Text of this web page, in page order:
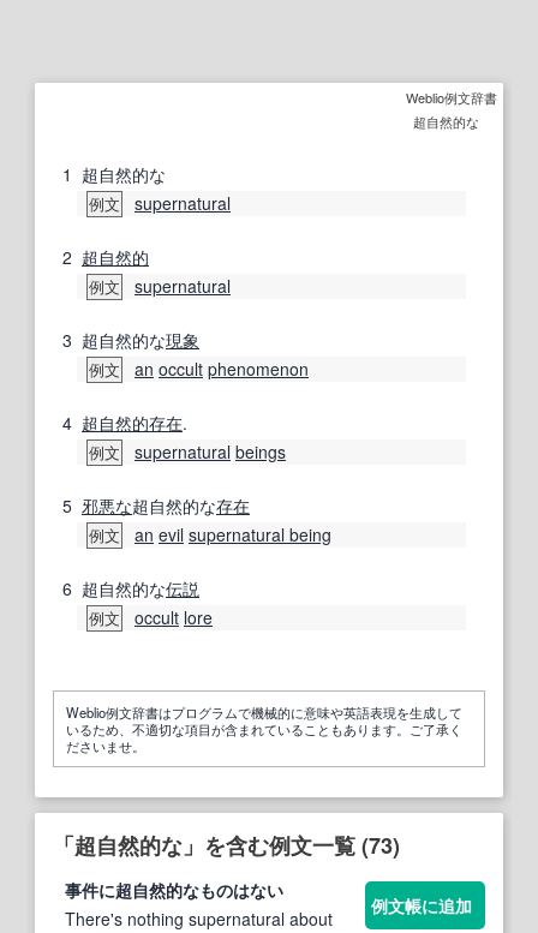
Weblio例文辞書
超自然的な
1 超自然的な
例文 supernatural
2 超自然的
例文 supernatural
3 超自然的な現象
例文 an occult phenomenon
4 超自然的存在.
例文 supernatural beings
5 邪悪な超自然的な存在
例文 an evil supernatural being
6 超自然的な伝説
例文 occult lore
Weblio例文辞書はプログラムで機械的に意味や英語表現を生成して
いるため、不適切な項目が含まれていることもあります。ご了承く
ださいませ。
「超自然的な」を含む例文一覧 (73)
事件に超自然的なものはない
There's nothing supernatural about
例文帳に追加